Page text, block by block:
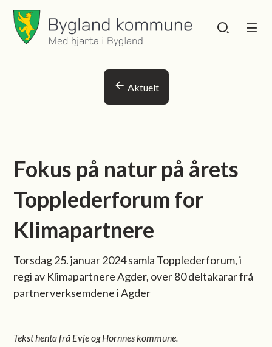
Bygland kommune
Aktuelt
Fokus på natur på årets
Topplederforum for
Klimapartnere
Torsdag 25. januar 2024 samla Topplederforum, i
regi av Klimapartnere Agder, over 80 deltakarar frå
partnerverksemdene i Agder
Tekst henta frå Evje og Hornnes kommune.